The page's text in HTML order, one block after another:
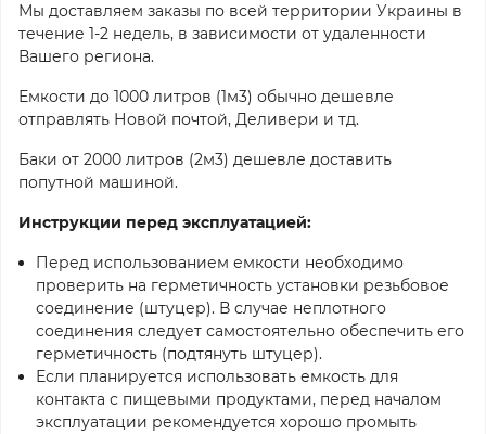
Мы доставляем заказы по всей территории Украины в
течение 1-2 недель, в зависимости от удаленности
Вашего региона.
Емкости до 1000 литров (1м3) обычно дешевле
отправлять Новой почтой, Деливери и тд.
Баки от 2000 литров (2м3) дешевле доставить
попутной машиной.
Инструкции перед эксплуатацией:
Перед использованием емкости необходимо
проверить на герметичность установки резьбовое
соединение (штуцер). В случае неплотного
соединения следует самостоятельно обеспечить его
герметичность (подтянуть штуцер).
Если планируется использовать емкость для
контакта с пищевыми продуктами, перед началом
эксплуатации рекомендуется хорошо промыть